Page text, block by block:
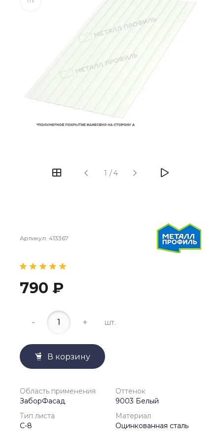
1 /4
Артикул: 413367
790 ₽
- + шт.
В корзину
Область применения
ЗаборФасад
Оттенок
9003 Белый
Тип листа
С-8
Материал
Оцинкованная сталь